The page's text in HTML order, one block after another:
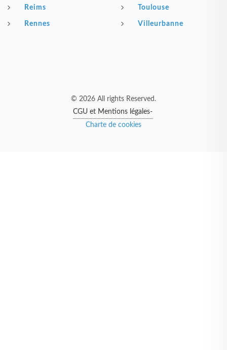
Reims
Rennes
Toulouse
Villeurbanne
© 2026 All rights Reserved.
CGU et Mentions légales-
Charte de cookies